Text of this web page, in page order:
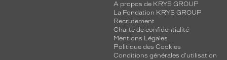
A propos de KRYS GROUP
La Fondation KRYS GROUP
Recrutement
Charte de confidentialité
Mentions Légales
Politique des Cookies
Conditions générales d'utilisation